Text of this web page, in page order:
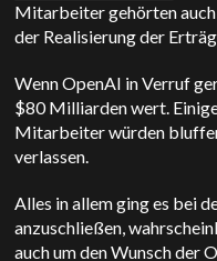
Mitarbeiter gehörten
der Realisierung der
Wenn OpenAI in Verruf
$80 Milliarden wert.
Mitarbeiter würden
verlassen.
Alles in allem ging es bei
anzuschließen,
auch um den Wunsch der